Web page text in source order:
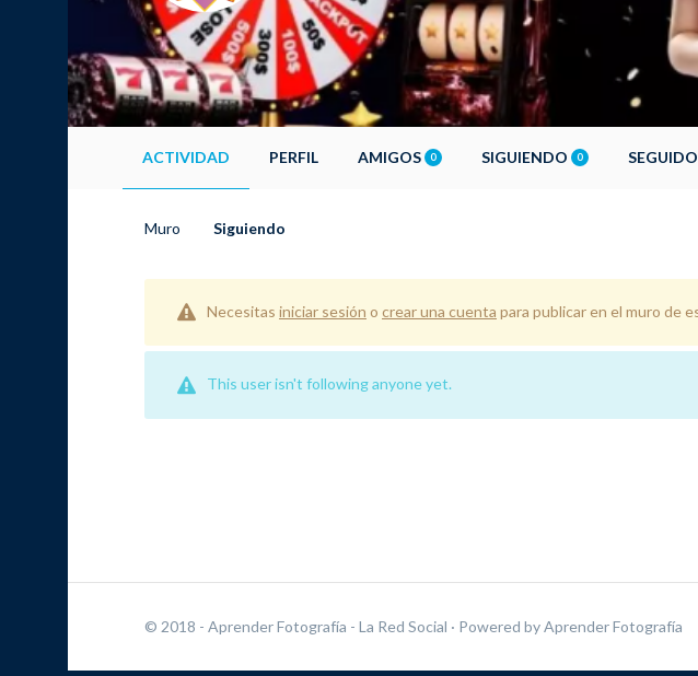
ACTIVIDAD PERFIL AMIGOS 0 SIGUIENDO 0
Muro Siguiendo
Necesitas iniciar sesión o crear una cuenta para publicar en el muro de
This user isn't following anyone yet.
© 2018 - Aprender Fotografía - La Red Social · Powered byAprender Fotografía